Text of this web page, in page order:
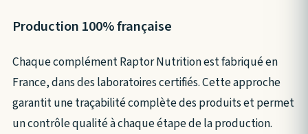
Production 100% française
Chaque complément Raptor Nutrition est fabriqué en
France, dans des laboratoires certifiés. Cette approche
garantit une traçabilité complète des produits et permet
un contrôle qualité à chaque étape de la production.